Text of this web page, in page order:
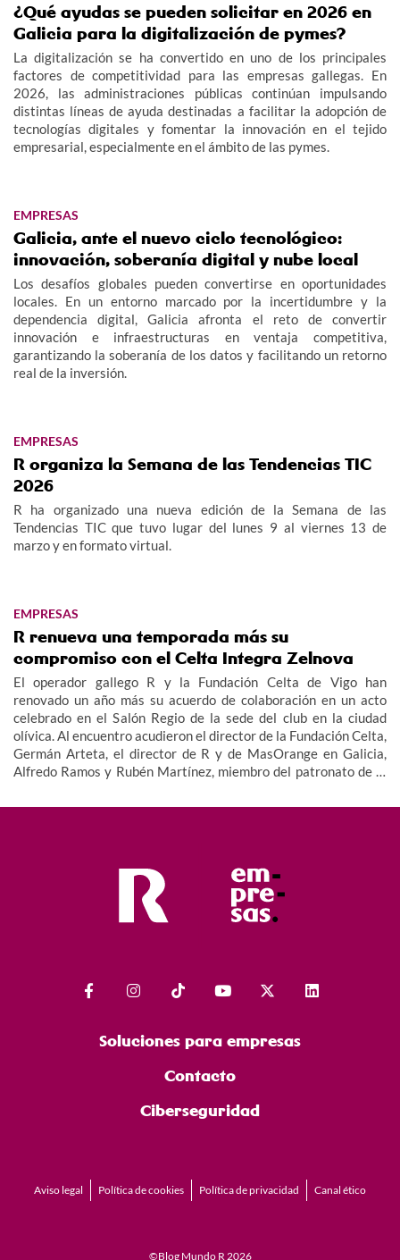
¿Qué ayudas se pueden solicitar en 2026 en
Galicia para la digitalización de pymes?
La digitalización se ha convertido en uno de los principales
factores de competitividad para las empresas gallegas. En
2026, las administraciones públicas continúan impulsando
distintas líneas de ayuda destinadas a facilitar la adopción de
tecnologías digitales y fomentar la innovación en el tejido
empresarial, especialmente en el ámbito de las pymes.
EMPRESAS
Galicia, ante el nuevo ciclo tecnológico:
innovación, soberanía digital y nube local
Los desafíos globales pueden convertirse en oportunidades
locales. En un entorno marcado por la incertidumbre y la
dependencia digital, Galicia afronta el reto de convertir
innovación e infraestructuras en ventaja competitiva,
garantizando la soberanía de los datos y facilitando un retorno
real de la inversión.
EMPRESAS
R organiza la Semana de las Tendencias TIC
2026
R ha organizado una nueva edición de la Semana de las
Tendencias TIC que tuvo lugar del lunes 9 al viernes 13 de
marzo y en formato virtual.
EMPRESAS
R renueva una temporada más su
compromiso con el Celta Integra Zelnova
El operador gallego R y la Fundación Celta de Vigo han
renovado un año más su acuerdo de colaboración en un acto
celebrado en el Salón Regio de la sede del club en la ciudad
olívica. Al encuentro acudieron el director de la Fundación Celta,
Germán Arteta, el director de R y de MasOrange en Galicia,
Alfredo Ramos y Rubén Martínez, miembro del patronato de la
Celta Integra Zelnova, dando imagen así al valor social de este
Soluciones para empresas
Contacto
Ciberseguridad
Aviso legal Política de cookies Política de privacidad Canal ético
©Blog Mundo R 2026